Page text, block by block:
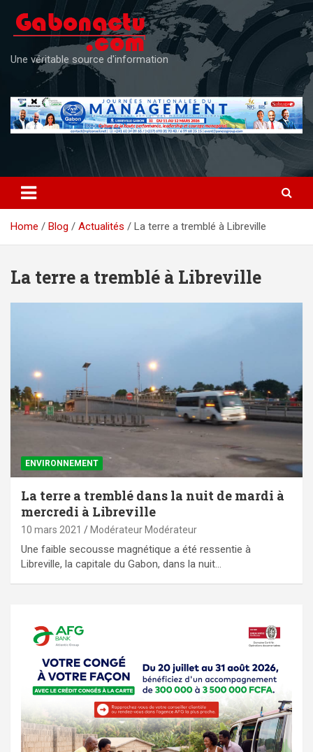
content
Une véritable source d'information
Home Blog Actualités La terre a tremblé à Libreville
La terre a tremblé à Libreville
ENVIRONNEMENT
La terre a tremblé dans la nuit de mardi à
mercredi à Libreville
10 mars 2021 Modérateur Modérateur
Une faible secousse magnétique a été ressentie à
Libreville, la capitale du Gabon, dans la nuit…